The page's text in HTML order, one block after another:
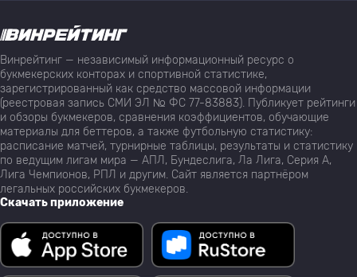
Винрейтинг — независимый информационный ресурс о
букмекерских конторах и спортивной статистике,
зарегистрированный как средство массовой информации
(реестровая запись СМИ ЭЛ № ФС 77-83883). Публикует рейтинги
и обзоры букмекеров, сравнения коэффициентов, обучающие
материалы для беттеров, а также футбольную статистику:
расписание матчей, турнирные таблицы, результаты и статистику
по ведущим лигам мира — АПЛ, Бундеслига, Ла Лига, Серия А,
Лига Чемпионов, РПЛ и другим. Сайт является партнёром
легальных российских букмекеров.
Скачать приложение